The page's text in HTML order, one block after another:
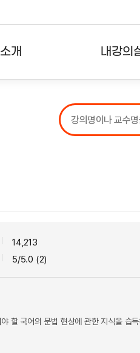
개 내강의
강의리스
수강확인증
14,213
5/5.0 (2)
할 국어의 문법 현상에 관한 지식을 습